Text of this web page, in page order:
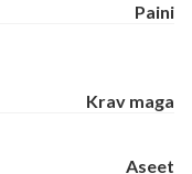
Paini
Krav maga
Aseet